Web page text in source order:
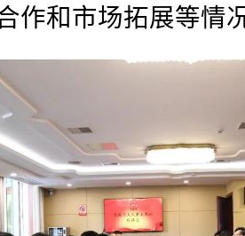
作和市场拓展等情